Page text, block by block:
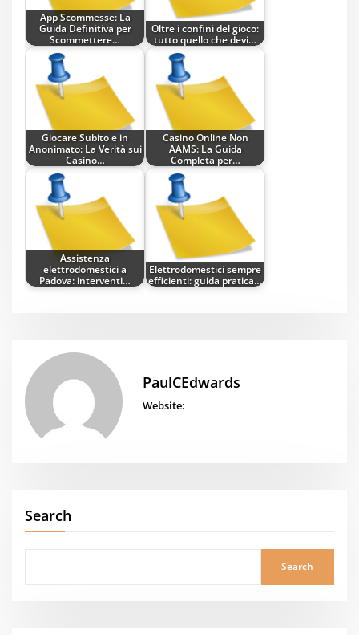
App Scommesse: La
Guida Definitiva per
Scommettere…
Oltre i confini del gioco:
tutto quello che devi…
Giocare Subito e in
Anonimato: La Verità sui
Casino…
Casino Online Non
AAMS: La Guida
Completa per…
Assistenza
elettrodomestici a
Padova: interventi…
Elettrodomestici sempre
efficienti: guida pratica…
PaulCEdwards
Website:
Search
Search